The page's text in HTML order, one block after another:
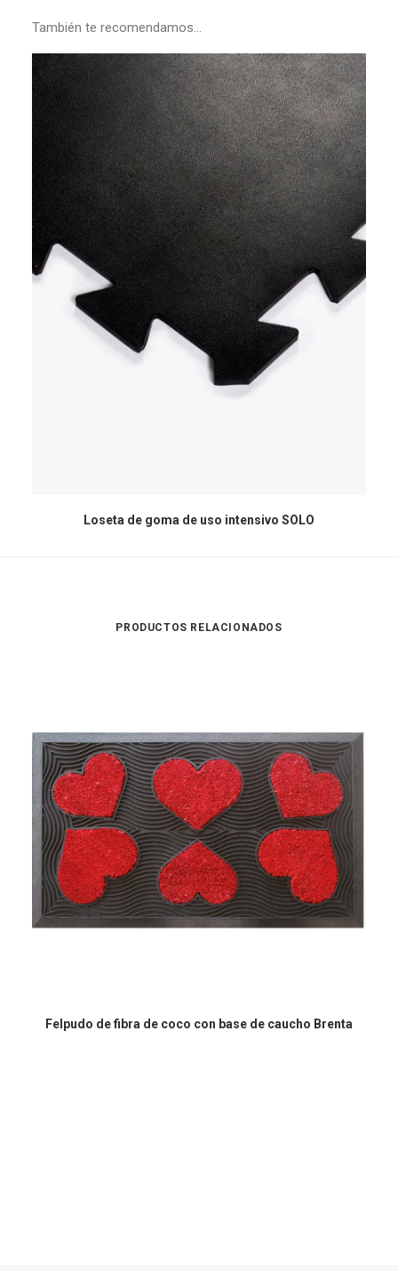
También te recomendamos…
Loseta de goma de uso intensivo SOLO
PRODUCTOS RELACIONADOS
Felpudo de fibra de coco con base de caucho Brenta